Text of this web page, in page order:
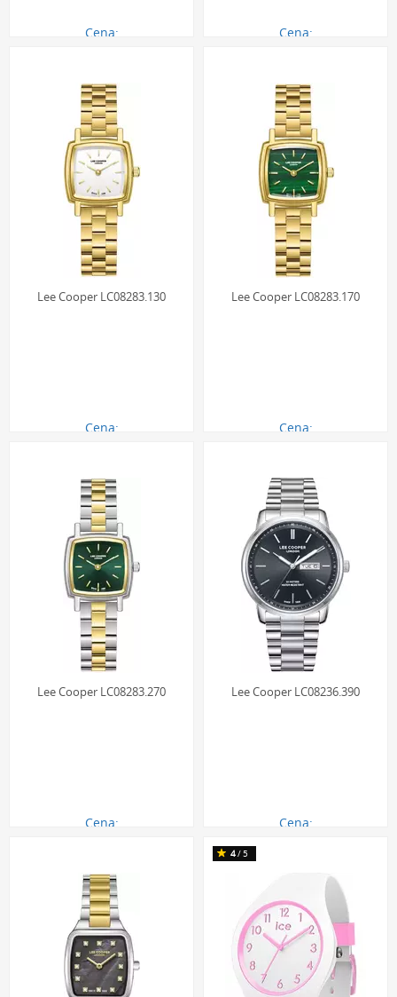
Cena:
Cena:
Lee Cooper LC08283.130
Cena:
Lee Cooper LC08283.170
Cena:
Lee Cooper LC08283.270
Cena:
Lee Cooper LC08236.390
Cena:
360
4/5